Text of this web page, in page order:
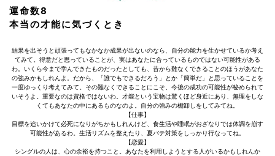
運命数8
本当の才能に気づくとき
結果を出そうと頑張ってもなかなか成果が出ないのなら、自分の能力を生かせているか考え
てみて。得意だと思っていることが、実はあなたに合っているものではない可能性がある
わ。いくら今まで学んできたものだったとしても、昔から難なくできることのほうがあなた
の強みかもしれんよ。だから、「誰でもできるだろう」とか「簡単だ」と思っていることを
一度ゆっくり考えてみて。その難なくできることにこそ、今後の成功の可能性が秘められて
いそうよ。重要なのは資格ではないわ。才能という宝物は驚くほど身近にあり、無理をしな
くてもあなたの中にあるものなのよ。自分の強みの棚卸しをしてみてね。
【仕事】
目標を追いかけて必死になりがちかもしれんけど、食生活や睡眠がおざなりでは体調を崩す
可能性があるわ。生活リズムを整えたり、夏バテ対策をしっかり行なってね。
【恋愛】
シングルの人は、心の余裕を持つこと。あなたを利用しようとする人がいるかもしれんか